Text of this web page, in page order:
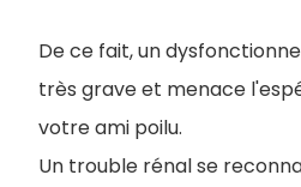
De ce fait, un
très grave et menace
votre ami poilu.
Un trouble rénal se